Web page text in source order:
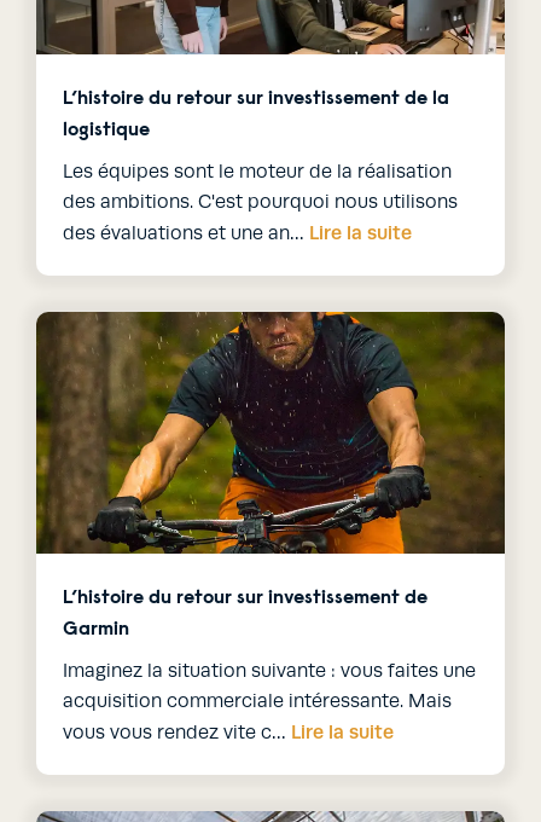
L’histoire du retour sur investissement de la
logistique
Les équipes sont le moteur de la réalisation
des ambitions. C'est pourquoi nous utilisons
des évaluations et une an… Lire la suite
L’histoire du retour sur investissement de
Garmin
Imaginez la situation suivante : vous faites une
acquisition commerciale intéressante. Mais
vous vous rendez vite c… Lire la suite